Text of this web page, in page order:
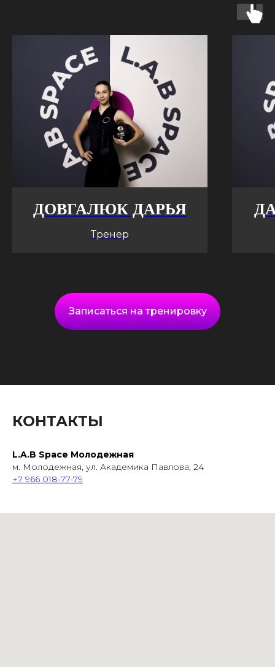
ДОВГАЛЮК ДАРЬЯ
Тренер
Записаться на тренировку
КОНТАКТЫ
L.A.B Space Молодежная
м. Молодежная, ул. Академика Павлова, 24
+7 966 018-77-79